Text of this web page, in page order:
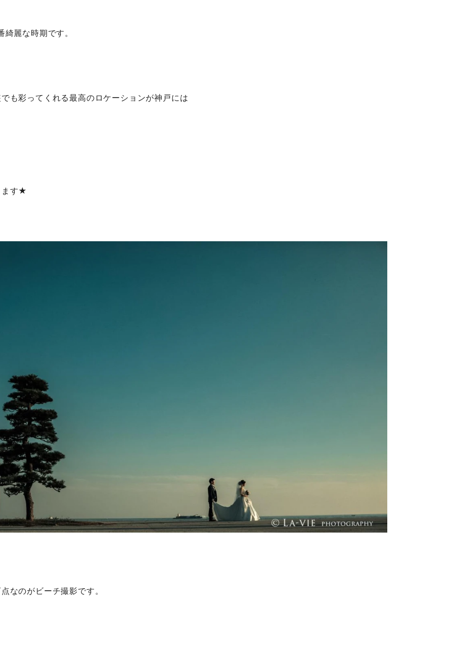
綺麗な時期です。
も彩ってくれる最高のロケーションが神戸には
ます★
なのがビーチ撮影です。